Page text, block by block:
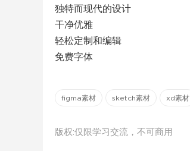
独特而现代的设计
干净优雅
轻松定制和编辑
免费字体
figma素材 sketch素材 xd素材
版权:仅限学习交流，不可商用